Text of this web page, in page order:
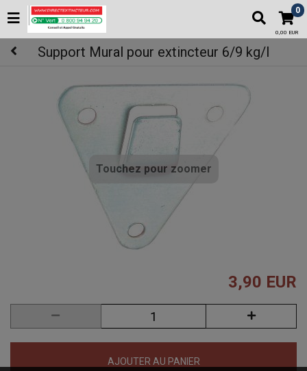
0
0,00 EUR
Support Mural pour extincteur 6/9 kg/l
Touchez pour zoomer
3,90 EUR
AJOUTER AU PANIER